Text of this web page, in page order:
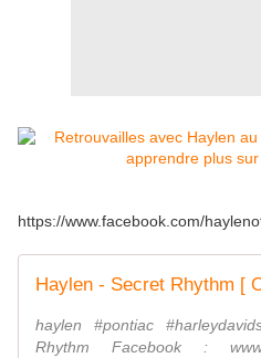
https://www.facebook.com/
Haylen - Secret Rhythm [
haylen #pontiac
Rhythm Facebook :